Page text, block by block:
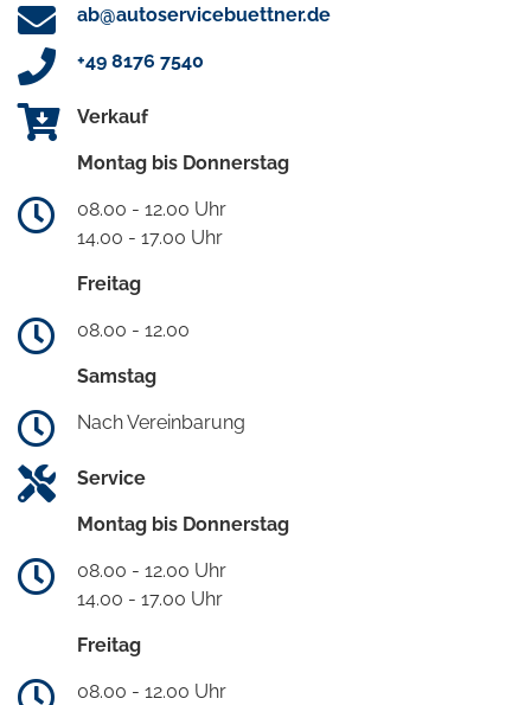
ab@autoservicebuettner.de
+49 8176 7540
Verkauf
Montag bis Donnerstag
08.00 - 12.00 Uhr
14.00 - 17.00 Uhr
Freitag
08.00 - 12.00
Samstag
Nach Vereinbarung
Service
Montag bis Donnerstag
08.00 - 12.00 Uhr
14.00 - 17.00 Uhr
Freitag
08.00 - 12.00 Uhr